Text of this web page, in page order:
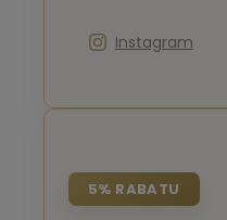
Instagram
5% RABATU